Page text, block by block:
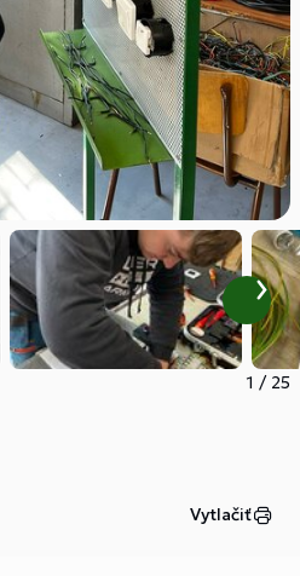
1 / 25
Vytlačiť